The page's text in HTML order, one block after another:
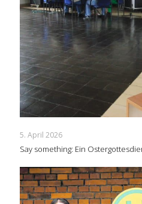
5. April 2026
Say something: Ein